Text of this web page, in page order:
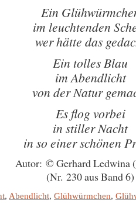
Ein
im leuchtenden
wer hätte das
Ein tolles Blau
im Abendlicht
von der Natur
Es flog vorbei
in stiller Nacht
in so einer schönen
Autor: © Gerhard Ledwina
(Nr. 230 aus Band 6)
, Abendlicht, Glühwürmchen,